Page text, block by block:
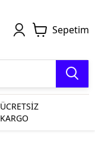
Sepetim
ÜCRETSİZ
KARGO